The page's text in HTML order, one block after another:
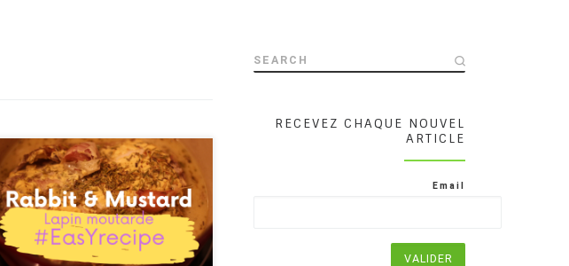
Le lapin est une viande peu onéreuse
et délicieuse si bien cuisinée. De plus,
mariée à la moutarde, la viande du
lapin est rehaussée, et peut devenir
un mets exquis. Certains pourront
également ajouter du vin blanc, pour
rendre la […]
SEARCH
RECEVEZ CHAQUE NOUVEL
ARTICLE
Email